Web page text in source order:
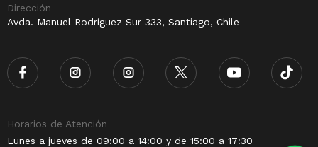
Dirección
Avda. Manuel Rodríguez Sur 333, Santiago, Chile
Horarios de Atención
Lunes a jueves de 09:00 a 14:00 y de 15:00 a 17:30